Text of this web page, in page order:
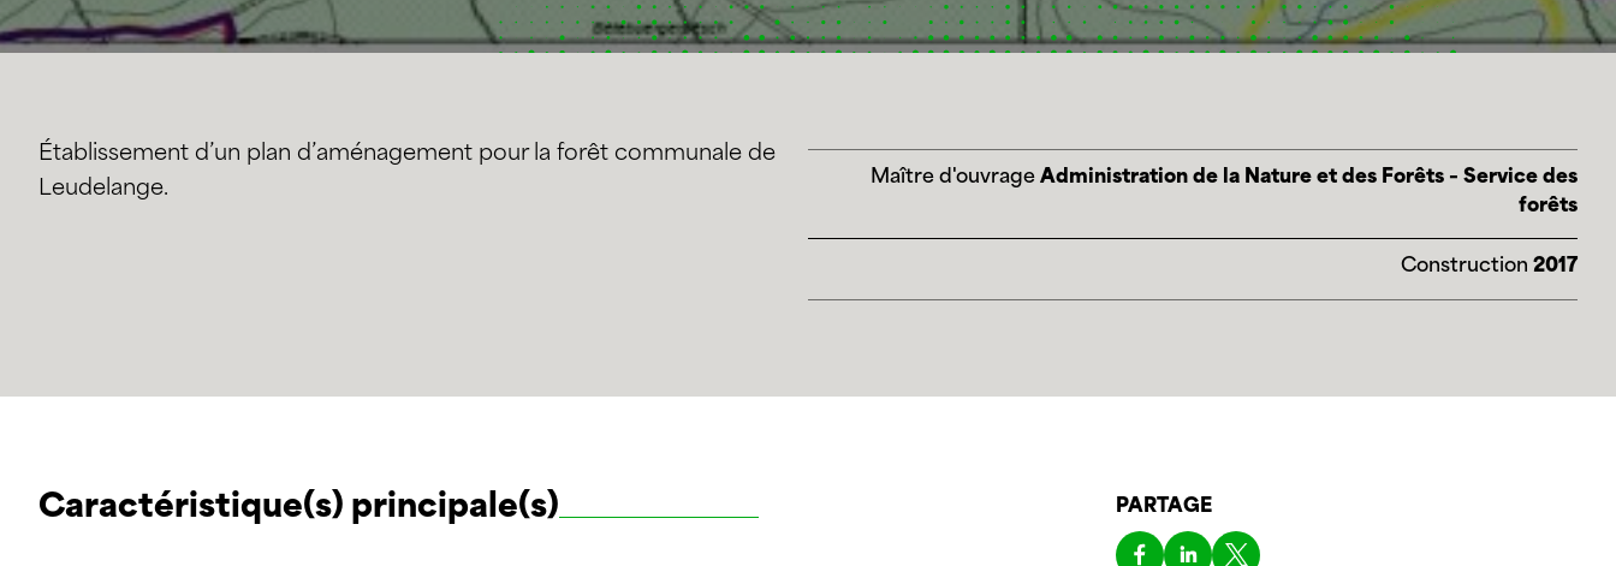
Établissement d’un plan d’aménagement pour la forêt communale de
Leudelange.
Maître d'ouvrage Administration de la Nature et des Forêts – Service des
forêts
Construction 2017
Caractéristique(s) principale(s) PARTAGE